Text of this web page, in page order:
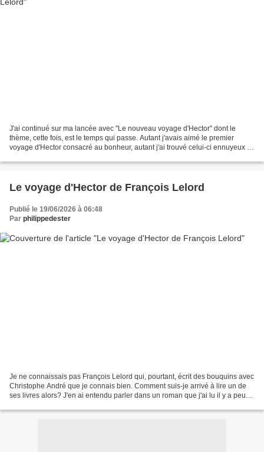
J'ai continué sur ma lancée avec "Le nouveau voyage d'Hector" dont le
thème, cette fois, est le temps qui passe. Autant j'avais aimé le premier
voyage d'Hector consacré au bonheur, autant j'ai trouvé celui-ci ennuyeux et
Le voyage d'Hector de François Lelord
Publié le 19/06/2026 à 06:48
Par philippedester
Je ne connaissais pas François Lelord qui, pourtant, écrit des bouquins avec
Christophe André que je connais bien. Comment suis-je arrivé à lire un de
ses livres alors? J'en ai entendu parler dans un roman que j'ai lu il y a peu